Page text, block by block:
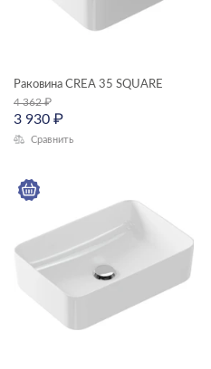
Раковина CREA 35 SQUARE
4 362₽
3 930 ₽
Сравнить